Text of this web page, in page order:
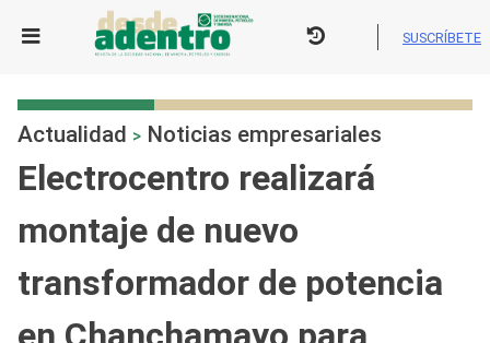
SUSCRÍBETE
Actualidad > Noticias empresariales
Electrocentro realizará
montaje de nuevo
transformador de potencia